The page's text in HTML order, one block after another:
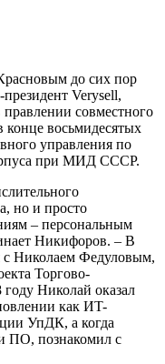
до сих пор
Verysell,
совместного
восьмидесятых
управления по
при МИД СССР.
но и просто
– персональным
Никифоров. – В
с Николаем Федуловым,
Торгово-
Николай оказал
как ИT-
УпДК, а когда
ПО, познакомил с